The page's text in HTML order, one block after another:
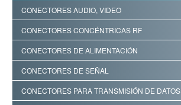
CONECTORES AUDIO, VIDEO
CONECTORES CONCÉNTRICAS RF
CONECTORES DE ALIMENTACIÓN
CONECTORES DE SEÑAL
CONECTORES PARA TRANSMISIÓN DE DATOS